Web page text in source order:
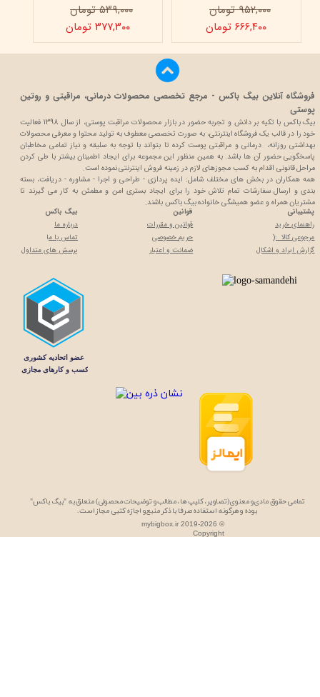
۵۳۹,۰۰۰ تومان
۳۷۷,۳۰۰ تومان
۹۵۲,۰۰۰ تومان
۶۶۶,۴۰۰ تومان
پشتیبانی
راهنمای خرید
مرجوعی کالا :(
گزارش ایراد و اشکال
قوانین
قوانین و مقررات
حریم خصوصی
ضمانت و اعتبار
تمامی حقوق مادی و معنوی (تصاویر، کلیپ ها، مطالب و توضیحات محصولی) متعلق به "بیگ باکس"
بوده و هرگونه استفاده صرفا با ذکر منبع و اجازه کتبی مجاز است.
بیگ باکس
درباره ما
تماس با ما
پرسش های متداول
فروشگاه آنلاین بیگ باکس - مرجع تخصصی محصولات درمانی، مراقبتی و روتین
پوستی
بیگ باکس با تکیه بر دانش و تجربه حضور در بازار محصولات مراقبت پوستی، از سال 1398 فعالیت
خود را در قالب یک فروشگاه اینترنتی، به صورت تخصصی معطوف به تولید محتوا و معرفی محصولات
بهداشتی روزانه، درمانی و مراقبتی پوست کرده تا بتواند با توجه به سلیقه و نیاز تمامی مخاطبان
پاسخگویی حضور آن ها باشد. به همین منظور این مجموعه برای ایجاد اطمینان بیشتر با طی کردن
مراحل قانونی اقدام به کسب مجوزهای لازم در زمینه فروش اینترنتی نموده است.
همه همکاران در بخش های مختلف شامل: ایده پردازی - طراحی و اجرا - مشاوره - دریافت، بسته
بندی و ارسال سفارشات تمام تلاش خود را برای ایجاد بستری امن و مطمئن به کار می گیرند تا
مشتریان همراه و عضو همیشگی خانواده بیگ باکس باشند.
mybigbox.ir 2019-2026 ©
Copyright